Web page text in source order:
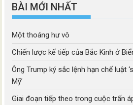
BÀI MỚI NHẤT
Một thoáng hư vô
Chiến lược kế tiếp của Bắc Kinh ở
Ông Trump ký sắc lệnh hạn chế luật
Mỹ’
Giai đoạn tiếp theo trong cuộc trấn